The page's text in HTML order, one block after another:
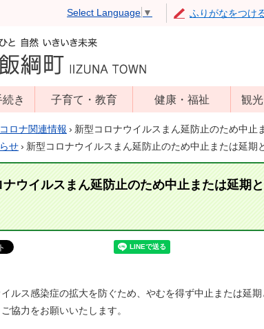
Select Language ▼ ふりがなをつけ
き
・
子育て・教育
年齢別子育て情
報
子育て支援
母子の健康・予
小学校・中学校
学校教育・奨学
金
健康・福祉
児童福祉
高齢者福祉
障害福祉
健康増進
観
観
ア
ジ
い
ロナ関連情報 › 新型コロナウイルスまん延防止のため中止
せ› 新型コロナウイルスまん延防止のため中止または延期
ナウイルスまん延防止のため中止または延期
ルス感染症の拡大を防ぐため、やむを得ず中止または延
協力をお願いいたします。